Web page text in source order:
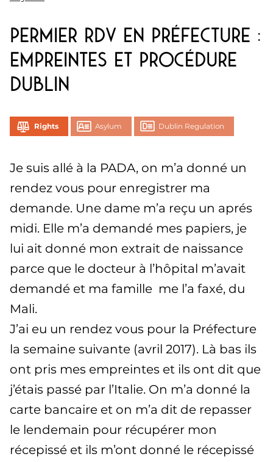
Permier RDV en Préfecture :
empreintes et procédure
Dublin
Rights Asylum Dublin Regulation
Je suis allé à la PADA, on m’a donné un
rendez vous pour enregistrer ma
demande. Une dame m’a reçu un aprés
midi. Elle m’a demandé mes papiers, je
lui ait donné mon extrait de naissance
parce que le docteur à l’hôpital m’avait
demandé et ma famille me l’a faxé, du
Mali.
J’ai eu un rendez vous pour la Préfecture
la semaine suivante (avril 2017). Là bas ils
ont pris mes empreintes et ils ont dit que
j’étais passé par l’Italie. On m’a donné la
carte bancaire et on m’a dit de repasser
le lendemain pour récupérer mon
récepissé et ils m’ont donné le récepissé